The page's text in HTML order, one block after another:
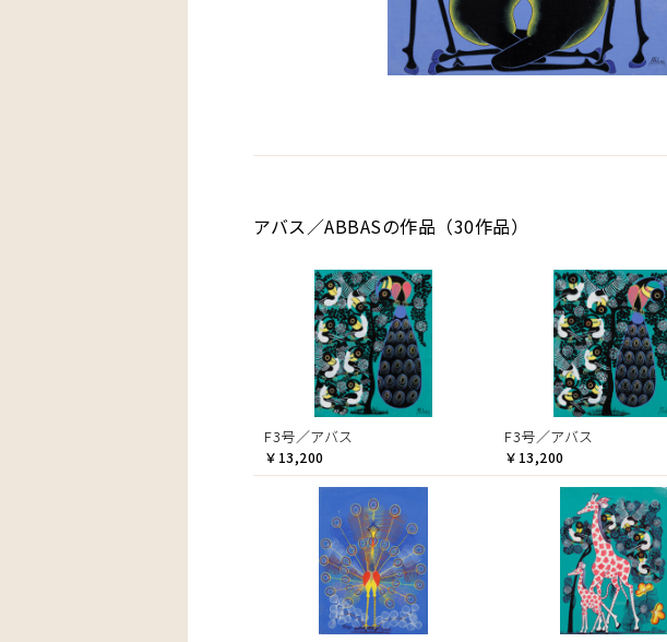
アバス／ABBASの作品（30作品）
F3号／アバス
￥13,200
F3号／アバス
￥13,200